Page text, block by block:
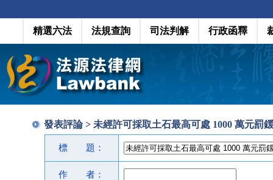
精選六法 法規查詢 司法判解 行政函釋
發表評論 > 未經許可採取土石最高可處 1000 萬元罰
標 題：
作 者：